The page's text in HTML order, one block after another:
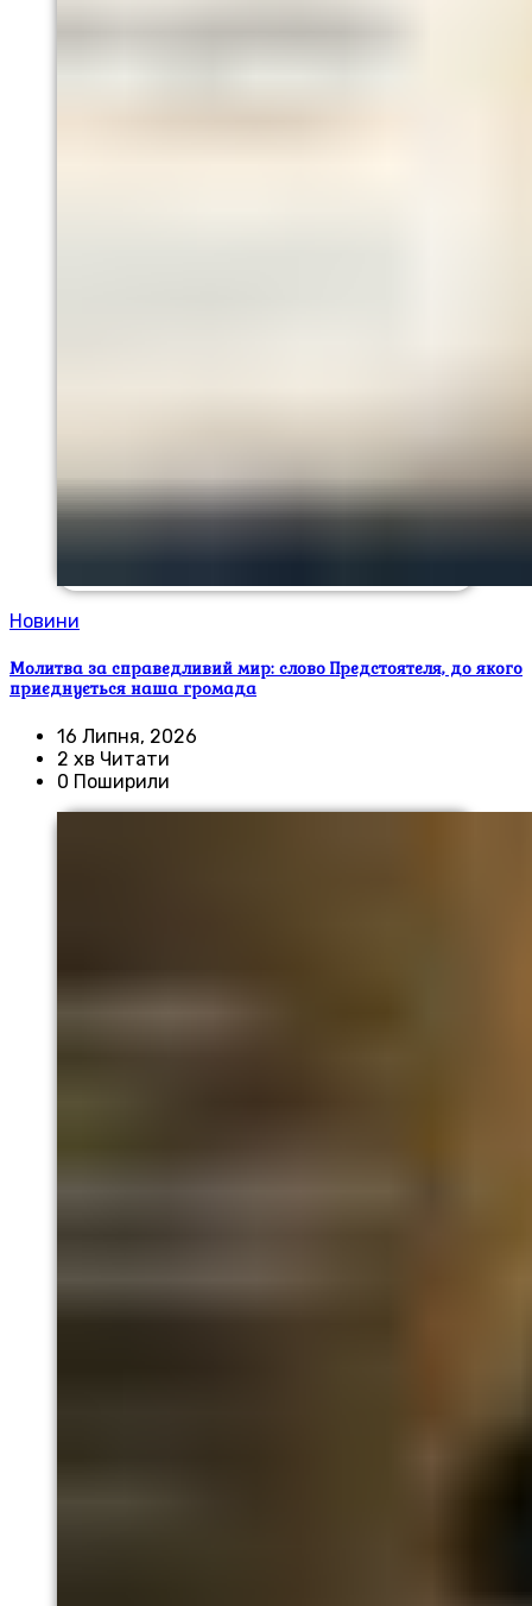
Новини
Молитва за справедливий мир: слово Предстоятеля, до якого
приєднується наша громада
16 Липня, 2026
2 хв Читати
0 Поширили